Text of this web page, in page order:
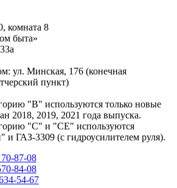
комната 8
быта»
ул. Минская, 176 (конечная
пункт)
"В" используются только новые
2018, 2019, 2021 года выпуска.
"С" и "СЕ" используются
и ГАЗ-3309 (с гидроусилителем руля).
87-08
84-08
54-67